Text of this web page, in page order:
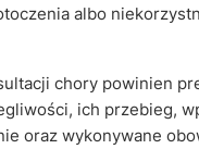
albo
chory powinien
ich przebieg,
oraz wykonywane